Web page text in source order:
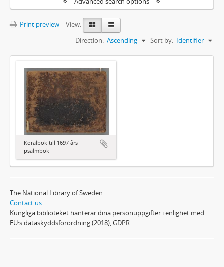
Print preview
View:
Sort by: Identifier
Direction: Ascending
Koralbok till 1697 års
psalmbok
The National Library of Sweden
Contact us
Kungliga biblioteket hanterar dina personuppgifter i enlighet med
EU:s dataskyddsförordning (2018), GDPR.